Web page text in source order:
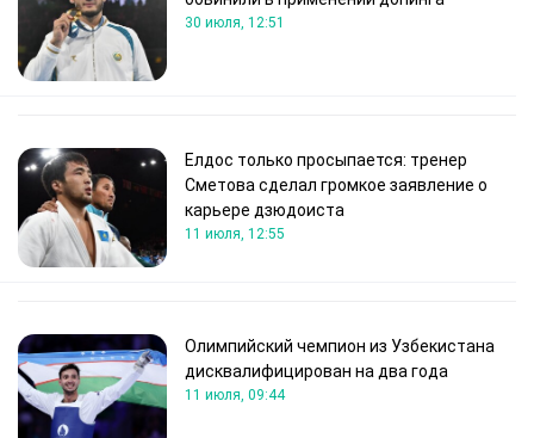
30 июля, 12:51
Елдос только просыпается: тренер
Сметова сделал громкое заявление о
карьере дзюдоиста
11 июля, 12:55
Олимпийский чемпион из Узбекистана
дисквалифицирован на два года
11 июля, 09:44